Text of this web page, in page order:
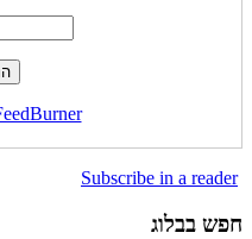
FeedBurner
Subscribe in a reader
חפש בבלוג